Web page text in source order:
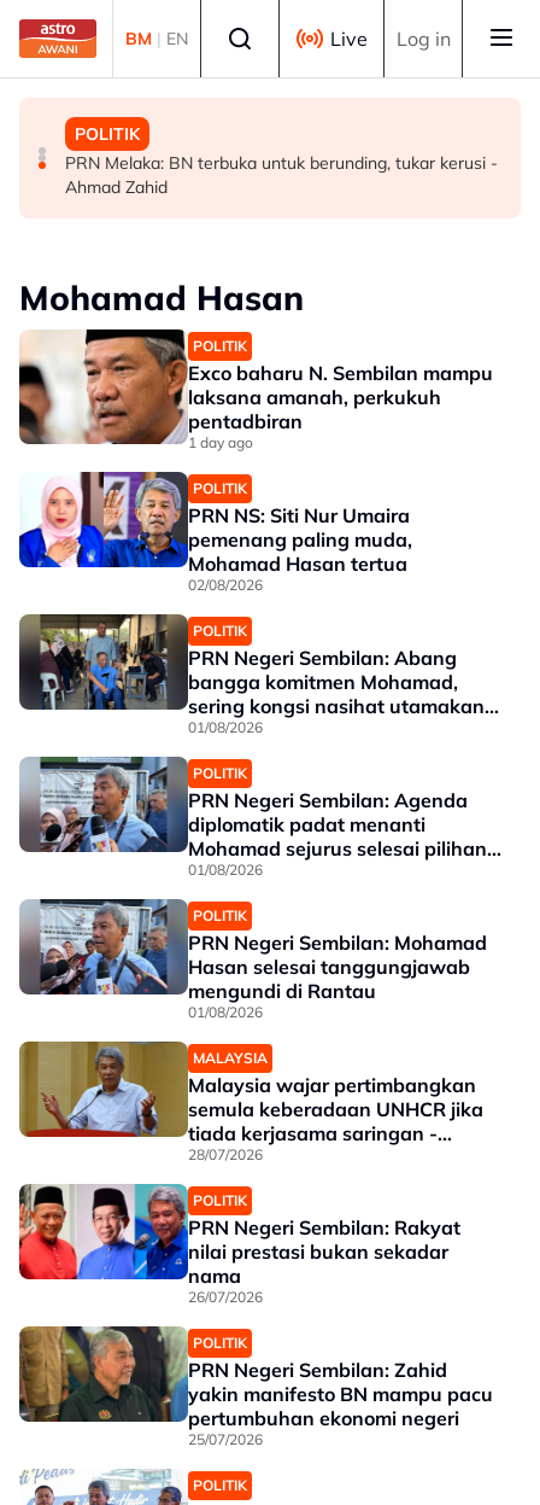
Skip to main content
BM | EN Live Log in
MALAYSIA
Malaysia bakal bina kilang fraksinasi plasma sendiri
dalam tempoh lima tahun - KKM
MALAYSIA
Rundingan import udang Thailand dijangka selesai
pertengahan bulan ini - Mohamad
POLITIK
PRN Melaka: BN terbuka untuk berunding, tukar kerusi -
Ahmad Zahid
Mohamad Hasan
POLITIK
Exco baharu N. Sembilan mampu
laksana amanah, perkukuh
pentadbiran
1 day ago
POLITIK
PRN NS: Siti Nur Umaira
pemenang paling muda,
Mohamad Hasan tertua
02/08/2026
POLITIK
PRN Negeri Sembilan: Abang
bangga komitmen Mohamad,
sering kongsi nasihat utamakan
kebajikan rakyat Rantau
01/08/2026
POLITIK
PRN Negeri Sembilan: Agenda
diplomatik padat menanti
Mohamad sejurus selesai pilihan
raya
01/08/2026
POLITIK
PRN Negeri Sembilan: Mohamad
Hasan selesai tanggungjawab
mengundi di Rantau
01/08/2026
MALAYSIA
Malaysia wajar pertimbangkan
semula keberadaan UNHCR jika
tiada kerjasama saringan -
Mohamad Hasan
28/07/2026
POLITIK
PRN Negeri Sembilan: Rakyat
nilai prestasi bukan sekadar
nama
26/07/2026
POLITIK
PRN Negeri Sembilan: Zahid
yakin manifesto BN mampu pacu
pertumbuhan ekonomi negeri
25/07/2026
POLITIK